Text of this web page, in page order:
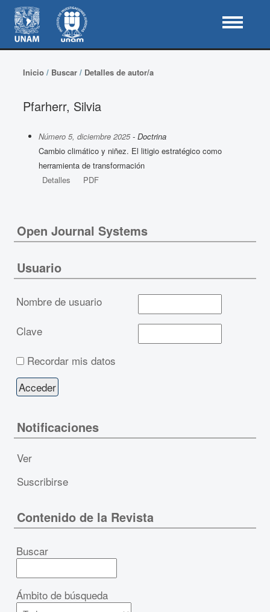
Inicio/ Buscar/ Detalles de autor/a
Pfarherr, Silvia
Número 5, diciembre 2025- Doctrina
Cambio climático y niñez. El litigio estratégico como
herramienta de transformación
Detalles
PDF
Open Journal Systems
Usuario
Nombre de usuario
Clave
Recordar mis datos
Notificaciones
Ver
Suscribirse
Contenido de la Revista
Buscar
Ámbito de búsqueda